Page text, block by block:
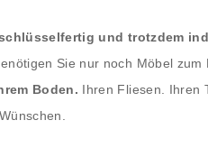
und trotzdem
Sie nur noch Möbel zum
Boden. Ihren Fliesen. Ihren